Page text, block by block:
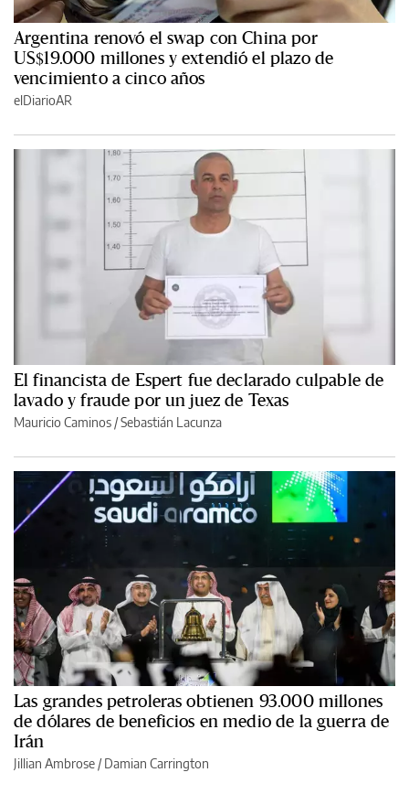
Argentina renovó el swap con China por
US$19.000 millones y extendió el plazo de
vencimiento a cinco años
elDiarioAR
El financista de Espert fue declarado culpable de
lavado y fraude por un juez de Texas
Mauricio Caminos /Sebastián Lacunza
Las grandes petroleras obtienen 93.000 millones
de dólares de beneficios en medio de la guerra de
Irán
Jillian Ambrose / Damian Carrington